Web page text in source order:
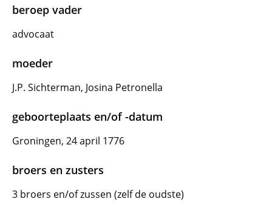
beroep vader
advocaat
moeder
J.P. Sichterman, Josina Petronella
geboorteplaats en/of -datum
Groningen, 24 april 1776
broers en zusters
3 broers en/of zussen (zelf de oudste)